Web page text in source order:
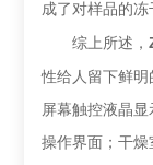
成了对样品的冻
综上所述，
性给人留下鲜
屏幕触控液晶
操作界面；干